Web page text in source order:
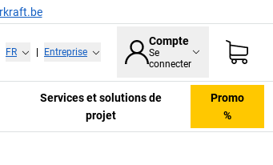
FR Entreprise
Compte
Se
connecter
Services et solutions de
projet
Promo
%